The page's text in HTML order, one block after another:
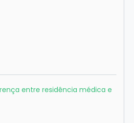
entre residência médica e